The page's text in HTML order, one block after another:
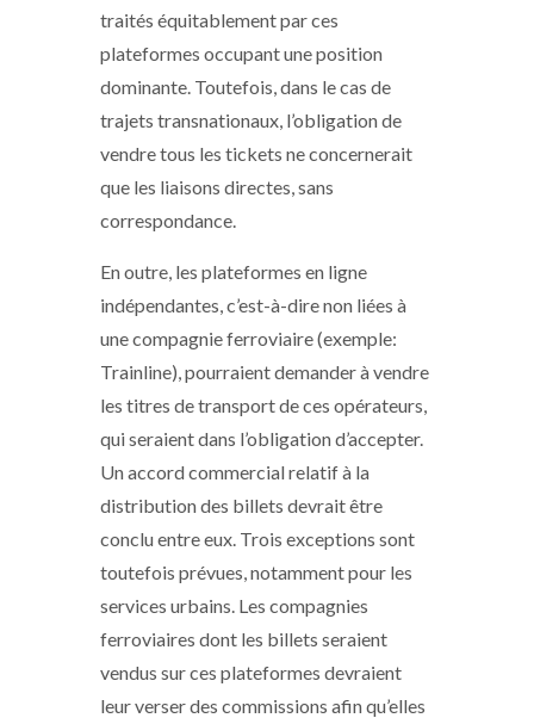
traités équitablement par ces
plateformes occupant une position
dominante. Toutefois, dans le cas de
trajets transnationaux, l’obligation de
vendre tous les tickets ne concernerait
que les liaisons directes, sans
correspondance.
En outre, les plateformes en ligne
indépendantes, c’est-à-dire non liées à
une compagnie ferroviaire (exemple:
Trainline), pourraient demander à vendre
les titres de transport de ces opérateurs,
qui seraient dans l’obligation d’accepter.
Un accord commercial relatif à la
distribution des billets devrait être
conclu entre eux. Trois exceptions sont
toutefois prévues, notamment pour les
services urbains. Les compagnies
ferroviaires dont les billets seraient
vendus sur ces plateformes devraient
leur verser des commissions afin qu’elles